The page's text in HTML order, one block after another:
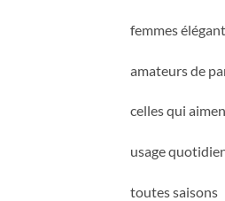
femmes
amateurs de
celles qui
usage
toutes saisons